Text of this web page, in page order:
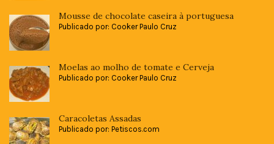
Mousse de chocolate caseira à portuguesa
Publicado por: Cooker Paulo Cruz
Moelas ao molho de tomate e Cerveja
Publicado por: Cooker Paulo Cruz
Caracoletas Assadas
Publicado por: Petiscos.com